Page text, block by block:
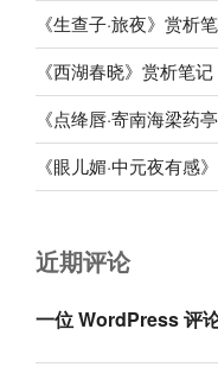
《生查子·旅夜》赏析
《西湖春晓》赏析笔记
《点绛唇·寄南海梁药
《眼儿媚·中元夜有感
近期评论
一位 WordPress 评